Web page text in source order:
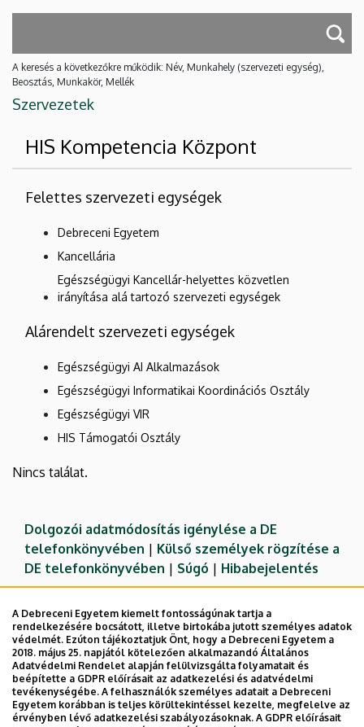
A keresés a következőkre működik: Név, Munkahely (szervezeti egység),
Beosztás, Munkakör, Mellék
Szervezetek
HIS Kompetencia Központ
Felettes szervezeti egységek
Debreceni Egyetem
Kancellária
Egészségügyi Kancellár-helyettes közvetlen
irányítása alá tartozó szervezeti egységek
Alárendelt szervezeti egységek
Egészségügyi AI Alkalmazások
Egészségügyi Informatikai Koordinációs Osztály
Egészségügyi VIR
HIS Támogatói Osztály
Nincs találat.
Dolgozói adatmódosítás igénylése a DE
telefonkönyvében | Külső személyek rögzítése a
DE telefonkönyvében | Súgó | Hibabejelentés
A Debreceni Egyetem kiemelt fontosságúnak tartja a
rendelkezésére bocsátott, illetve birtokába jutott személyes adatok
védelmét. Ezúton tájékoztatjuk Önt, hogy a Debreceni Egyetem a
2018. május 25. napjától kötelezően alkalmazandó Általános
Adatvédelmi Rendelet alapján felülvizsgálta folyamatait és
beépítette a GDPR előírásait az adatkezelési és adatvédelmi
tevékenységébe. A felhasználók személyes adatait a Debreceni
Egyetem korábban is teljes körültekintéssel kezelte, megfelelve az
érvényben lévő adatkezelési szabályozásoknak. A GDPR előírásait